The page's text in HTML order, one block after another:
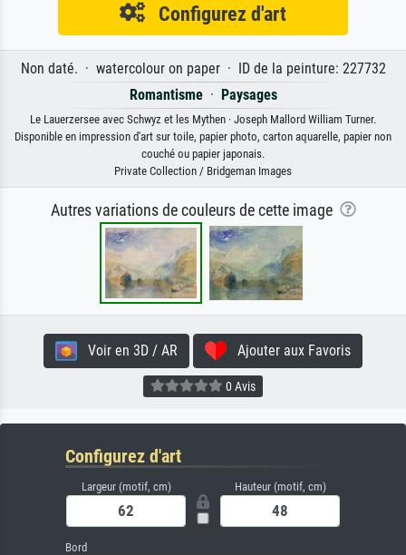
Configurez d'art
Non daté. · watercolour on paper · ID de la peinture: 227732
Romantisme· Paysages
Le Lauerzersee avec Schwyz et les Mythen · Joseph Mallord William Turner.
Disponible en impression d'art sur toile, papier photo, carton aquarelle, papier non
couché ou papier japonais.
Private Collection / Bridgeman Images
Autres variations de couleurs de cette image
Voir en 3D / AR Ajouter aux Favoris
0 Avis
Configurez d'art
Largeur (motif, cm) Hauteur (motif, cm)
Bord